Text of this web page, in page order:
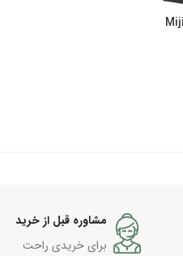
مشاوره قبل از خرید
برای خریدی راحت